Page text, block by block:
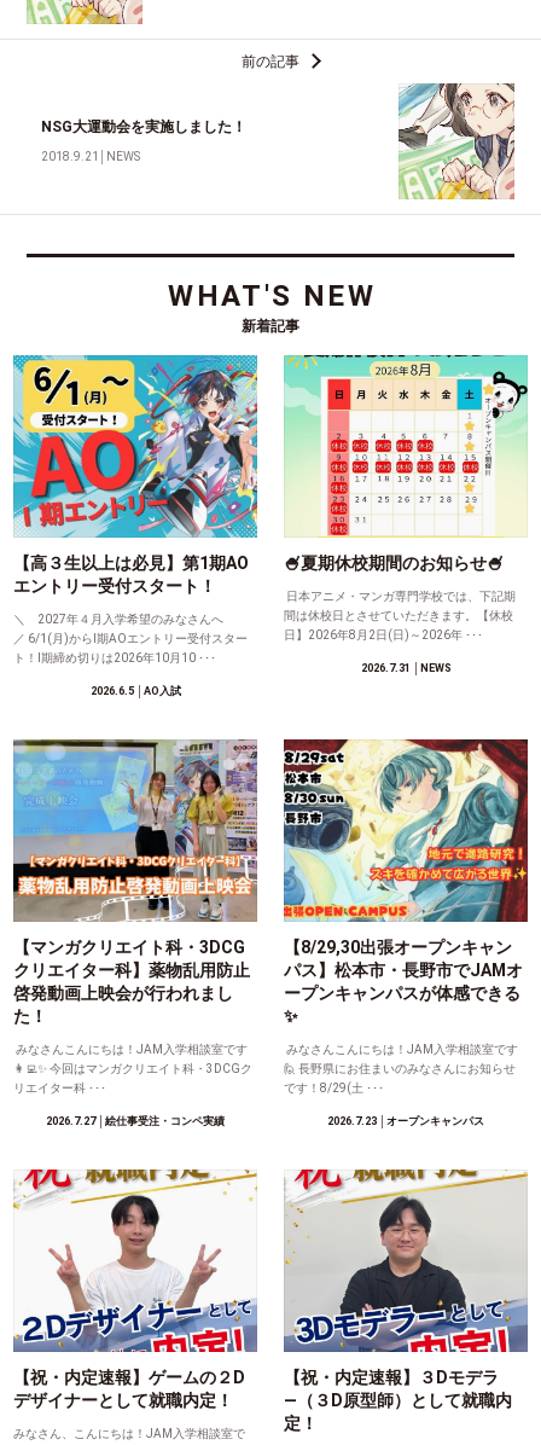
前の記事
NSG大運動会を実施しました！
2018.9.21 NEWS
WHAT'S NEW
新着記事
【高３生以上は必見】第1期AO
エントリー受付スタート！
＼ 2027年４月入学希望のみなさんへ
／ 6/1(月)からⅠ期AOエントリー受付スター
ト！Ⅰ期締め切りは2026年10月10 ･･･
2026.6.5│AO入試
🍧夏期休校期間のお知らせ🍧
日本アニメ・マンガ専門学校では、下記期
間は休校日とさせていただきます。【休校
日】2026年8月2日(日)～2026年 ･･･
2026.7.31 │NEWS
【マンガクリエイト科・3DCG
クリエイター科】薬物乱用防止
啓発動画上映会が行われまし
た！
みなさんこんにちは！JAM入学相談室です
👩‍💻✨ 今回はマンガクリエイト科・3DCGク
リエイター科 ･･･
2026.7.27│絵仕事受注・コンペ実績
【8/29,30出張オープンキャン
パス】松本市・長野市でJAMオ
ープンキャンパスが体感できる
✨
みなさんこんにちは！JAM入学相談室です
🙋 長野県にお住まいのみなさんにお知らせ
です！8/29(土 ･･･
2026.7.23 │オープンキャンパス
【祝・内定速報】ゲームの２D
デザイナーとして就職内定！
みなさん、こんにちは！JAM入学相談室で
【祝・内定速報】３Dモデラ
―（３D原型師）として就職内
定！